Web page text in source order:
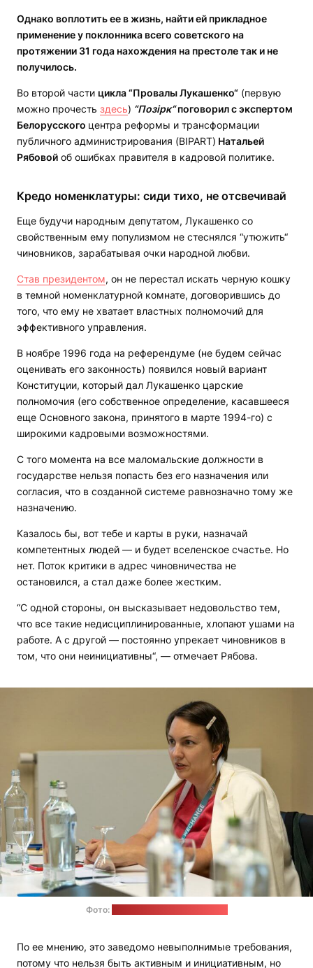
Однако воплотить ее в жизнь, найти ей прикладное
применение у поклонника всего советского на
протяжении 31 года нахождения на престоле так и не
получилось.
Во второй части цикла “Провалы Лукашенко“ (первую
можно прочесть здесь) “Позірк“поговорил с экспертом
Белорусского центра реформы и трансформации
публичного администрирования (BIPART) Натальей
Рябовой об ошибках правителя в кадровой политике.
Кредо номенклатуры: сиди тихо, не отсвечивай
Еще будучи народным депутатом, Лукашенко со
свойственным ему популизмом не стеснялся “утюжить“
чиновников, зарабатывая очки народной любви.
Став президентом, он не перестал искать черную кошку
в темной номенклатурной комнате, договорившись до
того, что ему не хватает властных полномочий для
эффективного управления.
В ноябре 1996 года на референдуме (не будем сейчас
оценивать его законность) появился новый вариант
Конституции, который дал Лукашенко царские
полномочия (его собственное определение, касавшееся
еще Основного закона, принятого в марте 1994-го) с
широкими кадровыми возможностями.
С того момента на все маломальские должности в
государстве нельзя попасть без его назначения или
согласия, что в созданной системе равнозначно тому же
назначению.
Казалось бы, вот тебе и карты в руки, назначай
компетентных людей — и будет вселенское счастье. Но
нет. Поток критики в адрес чиновничества не
остановился, а стал даже более жестким.
“С одной стороны, он высказывает недовольство тем,
что все такие недисциплинированные, хлопают ушами на
работе. А с другой — постоянно упрекает чиновников в
том, что они неинициативны“, — отмечает Рябова.
Фото:
По ее мнению, это заведомо невыполнимые требования,
потому что нельзя быть активным и инициативным, но